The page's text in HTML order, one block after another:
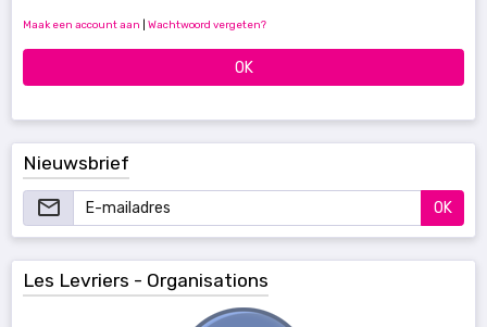
Maak een account aan Wachtwoord vergeten?
OK
Nieuwsbrief
OK
Les Levriers - Organisations